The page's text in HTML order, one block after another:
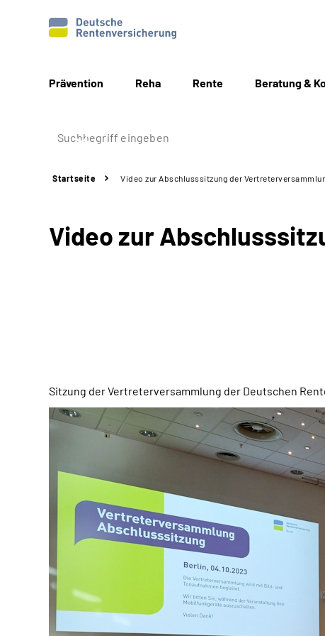
Prävention Reha Rente Beratung &
Startseite Video zur Abschlusssitzung der
Video zur
Sitzung der Vertreterversammlung der Deutschen